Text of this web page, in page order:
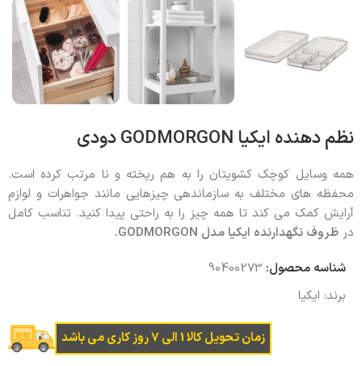
نظم دهنده ایکیا GODMORGON دودی
همه وسایل کوچک کشویتان را به هم ریخته و نا مرتب کرده است.
محفظه های مختلف به سازماندهی چیزهایی مانند جواهرات و لوازم
آرایش کمک می کند تا همه چیز را به راحتی پیدا کنید. تناسب کامل
درظروف نگهدارنده ایکیا مدل GODMORGON
.
شناسه محصول: 90400273
برند: ایکیا
زمان تحویل کالا 1 الی 7 روز کاری می باشد